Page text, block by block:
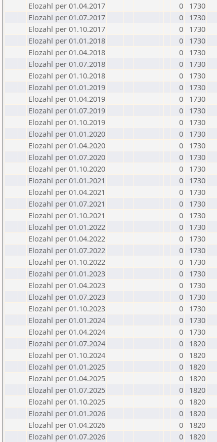
Elozahl per 01.04.2017
0
1730
Elozahl per 01.07.2017
0
1730
Elozahl per 01.10.2017
0
1730
Elozahl per 01.01.2018
0
1730
Elozahl per 01.04.2018
0
1730
Elozahl per 01.07.2018
0
1730
Elozahl per 01.10.2018
0
1730
Elozahl per 01.01.2019
0
1730
Elozahl per 01.04.2019
0
1730
Elozahl per 01.07.2019
0
1730
Elozahl per 01.10.2019
0
1730
Elozahl per 01.01.2020
0
1730
Elozahl per 01.04.2020
0
1730
Elozahl per 01.07.2020
0
1730
Elozahl per 01.10.2020
0
1730
Elozahl per 01.01.2021
0
1730
Elozahl per 01.04.2021
0
1730
Elozahl per 01.07.2021
0
1730
Elozahl per 01.10.2021
0
1730
Elozahl per 01.01.2022
0
1730
Elozahl per 01.04.2022
0
1730
Elozahl per 01.07.2022
0
1730
Elozahl per 01.10.2022
0
1730
Elozahl per 01.01.2023
0
1730
Elozahl per 01.04.2023
0
1730
Elozahl per 01.07.2023
0
1730
Elozahl per 01.10.2023
0
1730
Elozahl per 01.01.2024
0
1730
Elozahl per 01.04.2024
0
1730
Elozahl per 01.07.2024
0
1820
Elozahl per 01.10.2024
0
1820
Elozahl per 01.01.2025
0
1820
Elozahl per 01.04.2025
0
1820
Elozahl per 01.07.2025
0
1820
Elozahl per 01.10.2025
0
1820
Elozahl per 01.01.2026
0
1820
Elozahl per 01.04.2026
0
1820
Elozahl per 01.07.2026
0 1820